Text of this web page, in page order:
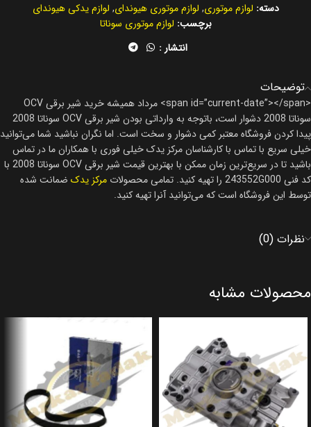
دسته: لوازم موتوری, لوازم موتوری هیوندای, لوازم یدکی هیوندای
برچسب: لوازم موتوری سوناتا
انتشار :
توضیحات
<span id=”current-date”></span> مرداد همیشه خرید شیر برقی OCV
سوناتا 2008 دشوار است، باتوجه به وارداتی بودن شیر برقی OCV سوناتا 2008
پیدا کردن فروشگاه معتبر کمی دشوار و سخت است. اما نگران نباشید شما می‌توانید
خیلی سریع با تماس با کارشناسان مرکز یدک خیلی فوری با همکاران ما در تماس
باشید تا در سریع‌ترین زمان ممکن با بهترین قیمت شیر برقی OCV سوناتا 2008 با
کد فنی 243552G000 را تهیه کنید. تمامی محصولات
مرکز یدک ضمانت شده
توسط این فروشگاه است که می‌توانید آنرا تهیه کنید.
نظرات (0)
محصولات مشابه